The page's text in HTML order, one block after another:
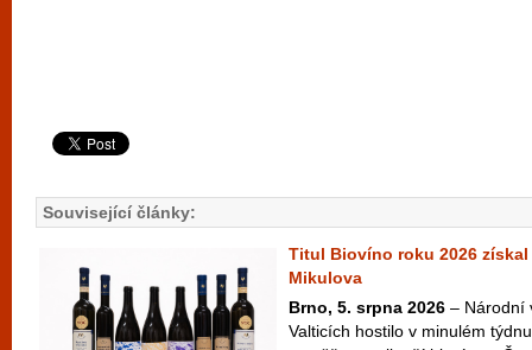
Související články:
Titul Biovíno roku 2026
Mikulova
Brno, 5. srpna 2026 – Národní
Valticích hostilo v minulém